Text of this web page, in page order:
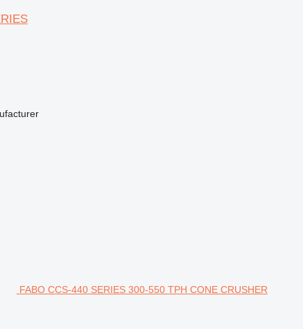
FABO CCS-440 SERIES 300-550 TPH CONE CRUSHER